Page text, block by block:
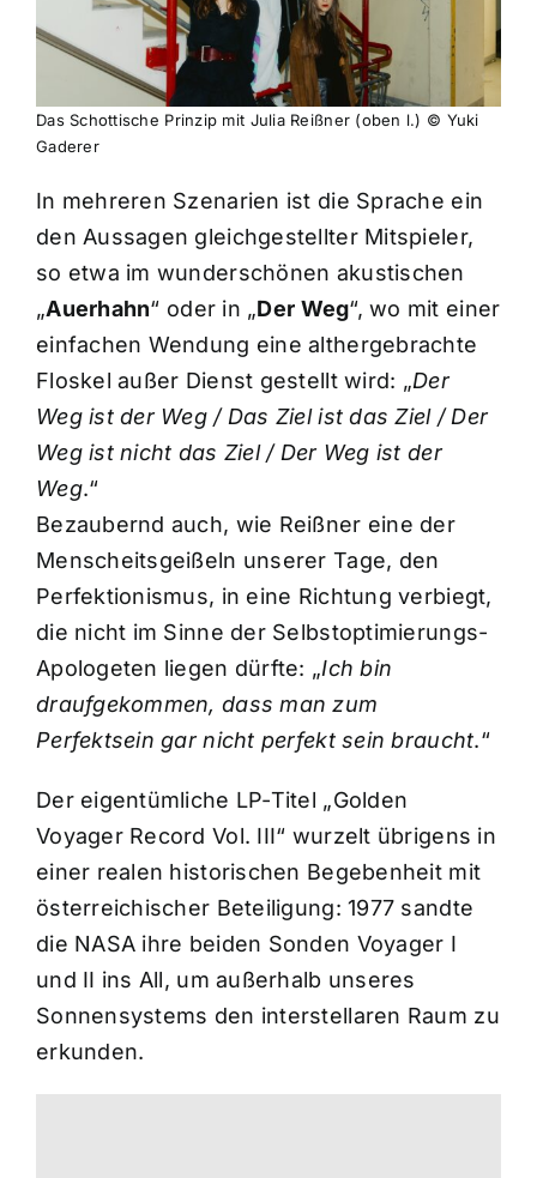
Das Schottische Prinzip mit Julia Reißner (oben l.) © Yuki
Gaderer
In mehreren Szenarien ist die Sprache ein
den Aussagen gleichgestellter Mitspieler,
so etwa im wunderschönen akustischen
„Auerhahn“ oder in „Der Weg“, wo mit einer
einfachen Wendung eine althergebrachte
Floskel außer Dienst gestellt wird: „Der
Weg ist der Weg / Das Ziel ist das Ziel / Der
Weg ist nicht das Ziel / Der Weg ist der
Weg.“
Bezaubernd auch, wie Reißner eine der
Menscheitsgeißeln unserer Tage, den
Perfektionismus, in eine Richtung verbiegt,
die nicht im Sinne der Selbstoptimierungs-
Apologeten liegen dürfte: „Ich bin
draufgekommen, dass man zum
Perfektsein gar nicht perfekt sein braucht.“
Der eigentümliche LP-Titel „Golden
Voyager Record Vol. III“ wurzelt übrigens in
einer realen historischen Begebenheit mit
österreichischer Beteiligung: 1977 sandte
die NASA ihre beiden Sonden Voyager I
und II ins All, um außerhalb unseres
Sonnensystems den interstellaren Raum zu
erkunden.